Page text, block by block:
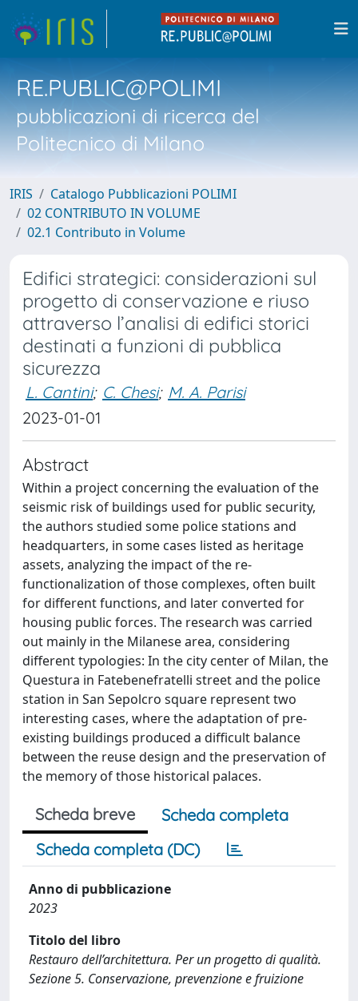
RE.PUBLIC@POLIMI
pubblicazioni di ricerca del
Politecnico di Milano
IRIS
Catalogo Pubblicazioni POLIMI
02 CONTRIBUTO IN VOLUME
02.1 Contributo in Volume
Edifici strategici: considerazioni sul
progetto di conservazione e riuso
attraverso l’analisi di edifici storici
destinati a funzioni di pubblica
sicurezza
L. Cantini; C. Chesi; M. A. Parisi
2023-01-01
Abstract
Within a project concerning the evaluation of the
seismic risk of buildings used for public security,
the authors studied some police stations and
headquarters, in some cases listed as heritage
assets, analyzing the impact of the re-
functionalization of those complexes, often built
for different functions, and later converted for
housing public forces. The research was carried
out mainly in the Milanese area, considering
different typologies: In the city center of Milan, the
Questura in Fatebenefratelli street and the police
station in San Sepolcro square represent two
interesting cases, where the adaptation of pre-
existing buildings produced a difficult balance
between the reuse design and the preservation of
the memory of those historical palaces.
Scheda breve
Scheda completa
Scheda completa (DC)
Anno di pubblicazione
2023
Titolo del libro
Restauro dell’architettura. Per un progetto di qualità.
Sezione 5. Conservazione, prevenzione e fruizione